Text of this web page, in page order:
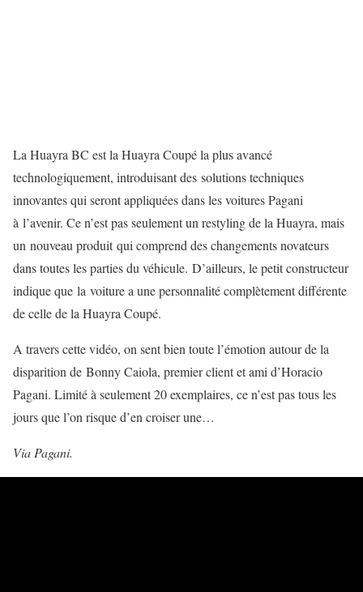
La Huayra BC est la Huayra Coupé la plus avancé
technologiquement, introduisant des solutions techniques
innovantes qui seront appliquées dans les voitures Pagani
à l’avenir. Ce n’est pas seulement un restyling de la Huayra, mais
un nouveau produit qui comprend des changements novateurs
dans toutes les parties du véhicule. D’ailleurs, le petit constructeur
indique que la voiture a une personnalité complètement différente
de celle de la Huayra Coupé.
A travers cette vidéo, on sent bien toute l’émotion autour de la
disparition de Bonny Caiola, premier client et ami d’Horacio
Pagani. Limité à seulement 20 exemplaires, ce n’est pas tous les
jours que l’on risque d’en croiser une…
Via Pagani.